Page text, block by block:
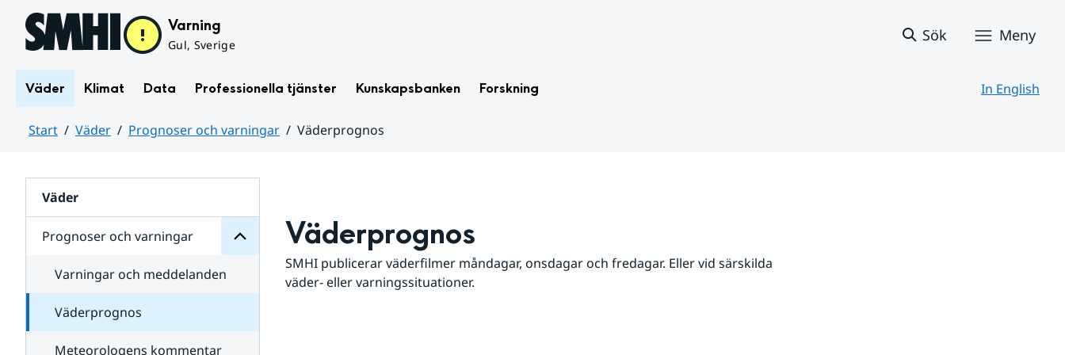
Hoppa till sidans innehåll Varning
Gul, Sverige
Sök Meny
Väder Klimat Data Professionella tjänster Kunskapsbanken Forskning In English
Start Väder Prognoser och varningar
Väderprognos
Väder
Prognoser och varningar
för
varningar
Varningar och meddelanden
Väderprognos
Meteorologens kommentar
Väderprognos
SMHI publicerar väderfilmer måndagar, onsdagar och fredagar. Eller vid särskilda
väder- eller varningssituationer.